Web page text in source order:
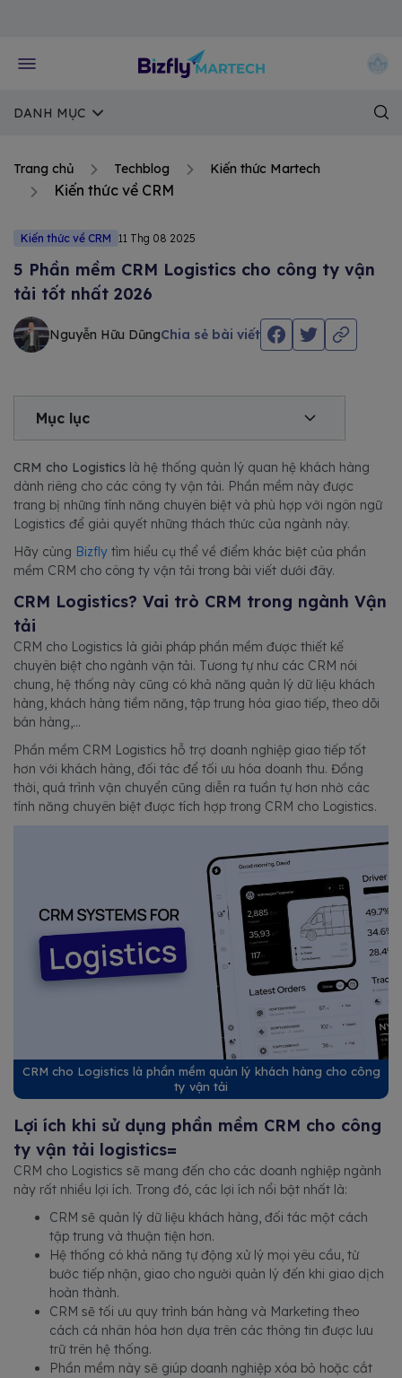
DANH MỤC
Trang chủ Techblog Kiến thức Martech
Kiến thức về CRM
Kiến thức về CRM 11 Thg 08 2025
5 Phần mềm CRM Logistics cho công ty vận
tải tốt nhất 2026
Nguyễn Hữu DũngChia sẻ bài viết
Mục lục
CRM cho Logistics là hệ thống quản lý quan hệ khách hàng
dành riêng cho các công ty vận tải. Phần mềm này được
trang bị những tính năng chuyên biệt và phù hợp với ngôn ngữ
Logistics để giải quyết những thách thức của ngành này.
Hãy cùng Bizfly tìm hiểu cụ thể về điểm khác biệt của phần
mềm CRM cho công ty vận tải trong bài viết dưới đây.
CRM Logistics? Vai trò CRM trong ngành Vận
tải
CRM cho Logistics là giải pháp phần mềm được thiết kế
chuyên biệt cho ngành vận tải. Tương tự như các CRM nói
chung, hệ thống này cũng có khả năng quản lý dữ liệu khách
hàng, khách hàng tiềm năng, tập trung hóa giao tiếp, theo dõi
bán hàng,...
Phần mềm CRM Logistics hỗ trợ doanh nghiệp giao tiếp tốt
hơn với khách hàng, đối tác để tối ưu hóa doanh thu. Đồng
thời, quá trình vận chuyển cũng diễn ra tuần tự hơn nhờ các
tính năng chuyên biệt được tích hợp trong CRM cho Logistics.
CRM cho Logistics là phần mềm quản lý khách hàng cho công
ty vận tải
Lợi ích khi sử dụng phần mềm CRM cho công
ty vận tải logistics=
CRM cho Logistics sẽ mang đến cho các doanh nghiệp ngành
này rất nhiều lợi ích. Trong đó, các lợi ích nổi bật nhất là:
CRM sẽ quản lý dữ liệu khách hàng, đối tác một cách
tập trung và thuận tiện hơn.
Hệ thống có khả năng tự động xử lý mọi yêu cầu, từ
bước tiếp nhận, giao cho người quản lý đến khi giao dịch
hoàn thành.
CRM sẽ tối ưu quy trình bán hàng và Marketing theo
cách cá nhân hóa hơn dựa trên các thông tin được lưu
trữ trên hệ thống.
Phần mềm này sẽ giúp doanh nghiệp xóa bỏ hoặc cắt